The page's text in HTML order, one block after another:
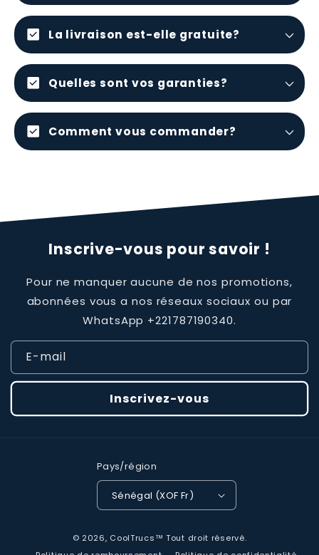
check_box La livraison est-elle gratuite?
check_box Quelles sont vos garanties?
check_box Comment vous commander?
Inscrive-vous pour savoir !
Pour ne manquer aucune de nos promotions,
abonnées vous a nos réseaux sociaux ou par
WhatsApp +221787190340.
E-mail
Inscrivez-vous
Pays/région
Sénégal (XOF Fr)
de
© 2026, CoolTrucs™ Tout droit réservé.